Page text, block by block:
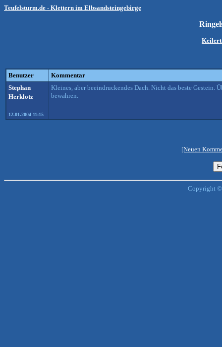
Teufelsturm.de - Klettern im Elbsandsteingebirge
Benutzer
Kommentar
Stephan
Herklotz
12.01.2004 11:15
Kleines, aber beeindruckendes Dach. Nicht das beste Gestein.
bewahren.
[Neuen
Copyright ©